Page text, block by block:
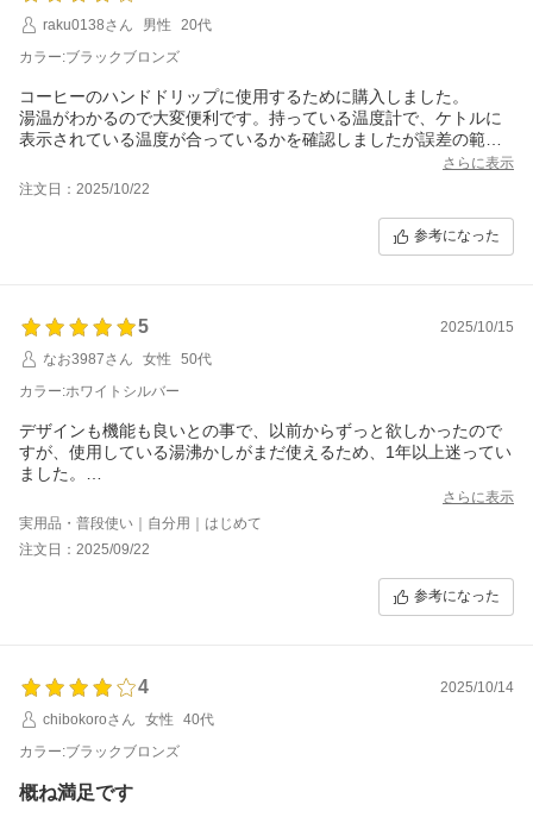
raku0138さん
男性
20代
カラー:ブラックブロンズ
コーヒーのハンドドリップに使用するために購入しました。
湯温がわかるので大変便利です。持っている温度計で、ケトルに
表示されている温度が合っているかを確認しましたが誤差の範囲
湯温を設定できますが、私は一度沸騰させたいので100度まで上げ
てから、少し冷まして使っています。
さらに表示
注文日：2025/10/22
参考になった
5
2025/10/15
なお3987さん
女性
50代
カラー:ホワイトシルバー
デザインも機能も良いとの事で、以前からずっと欲しかったので
すが、使用している湯沸かしがまだ使えるため、1年以上迷ってい
ました。
使用しているものが壊れてはいないのでかなり迷ったのですが、
やはり欲しいと思い今回購入させて頂きました。
コーヒータイムが楽しみになりました。
さらに表示
実用品・普段使い｜自分用｜はじめて
注文日：2025/09/22
参考になった
4
2025/10/14
chibokoroさん
女性
40代
カラー:ブラックブロンズ
概ね満足です